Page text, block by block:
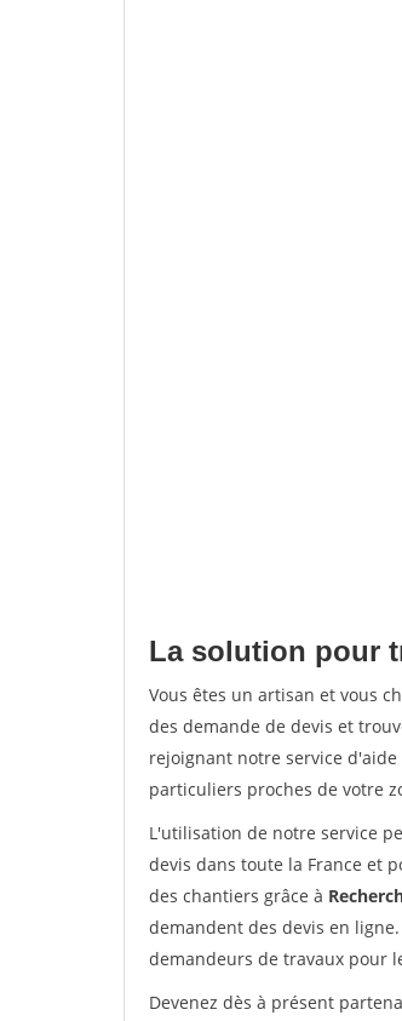
La solution pour
Vous êtes un artisan et vous
des demande de devis et
rejoignant notre service
particuliers proches de votre
L'utilisation de notre service
devis dans toute la France et
des chantiers grâce à
demandent des devis en
demandeurs de travaux pour
Devenez dès à présent